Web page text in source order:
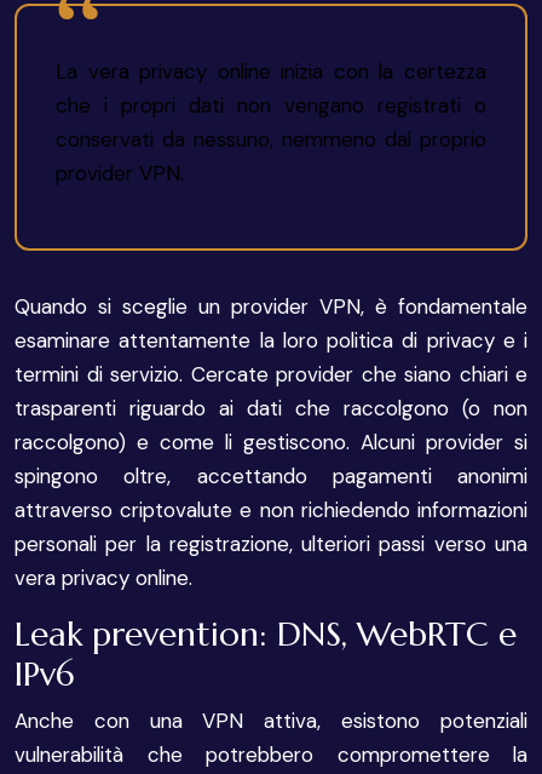
La vera privacy online inizia con la certezza
che i propri dati non vengano registrati o
conservati da nessuno, nemmeno dal proprio
provider VPN.
Quando si sceglie un provider VPN, è fondamentale
esaminare attentamente la loro politica di privacy e i
termini di servizio. Cercate provider che siano chiari e
trasparenti riguardo ai dati che raccolgono (o non
raccolgono) e come li gestiscono. Alcuni provider si
spingono oltre, accettando pagamenti anonimi
attraverso criptovalute e non richiedendo informazioni
personali per la registrazione, ulteriori passi verso una
vera privacy online.
Leak prevention: DNS, WebRTC e
IPv6
Anche con una VPN attiva, esistono potenziali
vulnerabilità che potrebbero compromettere la